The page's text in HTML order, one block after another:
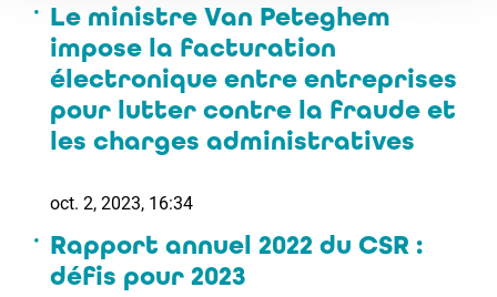
Le ministre Van Peteghem
impose la facturation
électronique entre entreprises
pour lutter contre la fraude et
les charges administratives
oct. 2, 2023, 16:34
Rapport annuel 2022 du CSR :
défis pour 2023